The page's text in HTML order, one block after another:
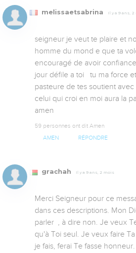
melissaetsabrina Il y a 9 ans, 2
seigneur je veut te plaire et
homme du mond e que ta
encouragé de avoir
jour défile a toi   tu ma force
pasteure de tes soutient
celui qui croi en moi aura la
amen
59 personnes ont dit Amen
AMEN RÉPONDRE
grachah Il y a 9 ans, 2 mois
Merci Seigneur pour ce
dans ces descriptions. Mon
parler  , à dire non. Je veux
qu'à Toi seul. Je veux faire
je fais, ferai Te fasse